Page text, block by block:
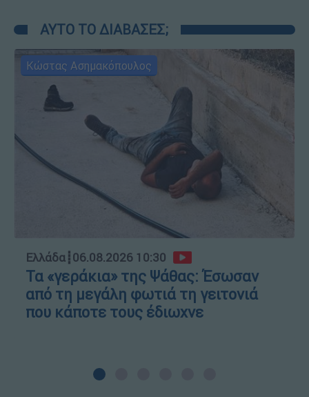
ΑΥΤΟ ΤΟ ΔΙΑΒΑΣΕΣ;
Κώστας Ασημακόπουλος
Ελλάδα┋06.08.2026 10:30
Τα «γεράκια» της Ψάθας: Έσωσαν
από τη μεγάλη φωτιά τη γειτονιά
που κάποτε τους έδιωχνε